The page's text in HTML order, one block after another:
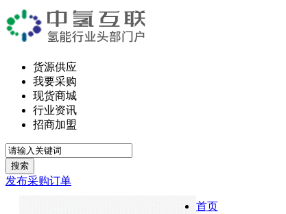
货源供应
我要采购
现货商城
行业资讯
招商加盟
搜索
发布采购订单
首页